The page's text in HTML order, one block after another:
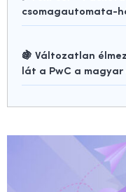
csomagautomata-
🍇 Változatlan
lát a PwC a